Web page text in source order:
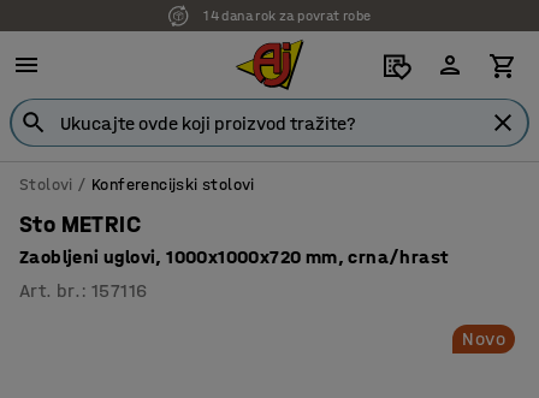
14 dana rok za povrat robe
Stolovi Konferencijski stolovi
Sto METRIC
Zaobljeni uglovi, 1000x1000x720 mm, crna/hrast
Art. br. :157116
Novo